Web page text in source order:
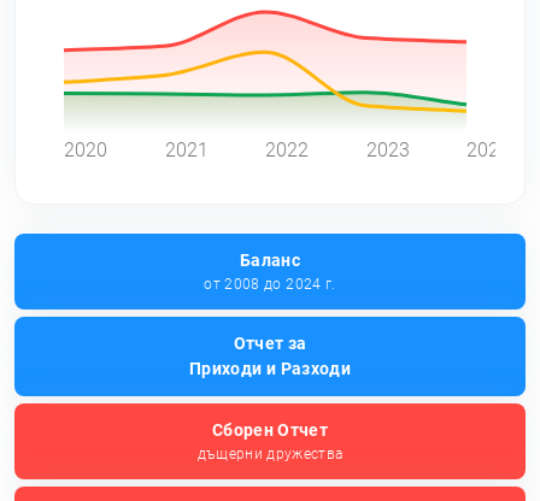
2020 2021 2022 2023 2024
Баланс
от 2008 до 2024 г.
Отчет за
Приходи и Разходи
Сборен Отчет
дъщерни дружества